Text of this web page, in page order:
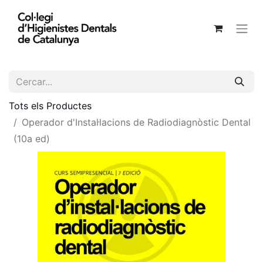
Tots els Productes
Operador d'Instal·lacions de Radiodiagnòstic Dental
(10a ed)